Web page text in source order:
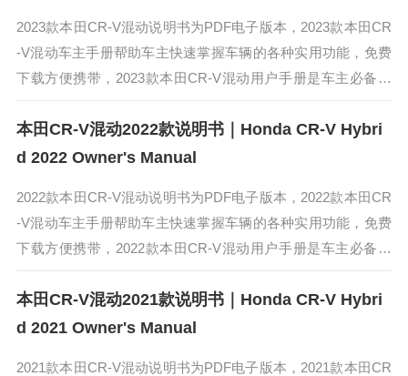
2023款本田CR-V混动说明书为PDF电子版本，2023款本田CR
-V混动车主手册帮助车主快速掌握车辆的各种实用功能，免费
下载方便携带，2023款本田CR-V混动用户手册是车主必备的
电子使用手册。2023款本田CR-V混动的外观设计十分沉...
本田CR-V混动2022款说明书｜Honda CR-V Hybri
d 2022 Owner's Manual
2022款本田CR-V混动说明书为PDF电子版本，2022款本田CR
-V混动车主手册帮助车主快速掌握车辆的各种实用功能，免费
下载方便携带，2022款本田CR-V混动用户手册是车主必备的
电子使用手册。2022款本田CR-V混动采用了更加流畅的...
本田CR-V混动2021款说明书｜Honda CR-V Hybri
d 2021 Owner's Manual
2021款本田CR-V混动说明书为PDF电子版本，2021款本田CR